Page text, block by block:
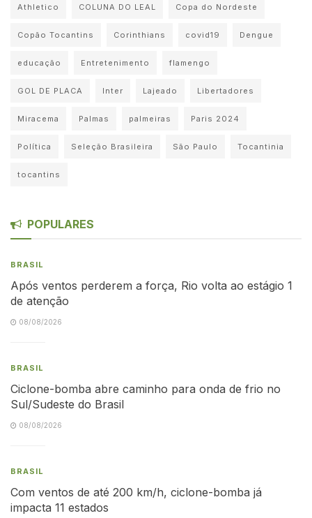
Athletico COLUNA DO LEAL Copa do Nordeste
Copão Tocantins Corinthians covid19 Dengue
educação Entretenimento flamengo
GOL DE PLACA Inter Lajeado Libertadores
Miracema Palmas palmeiras Paris 2024
Política Seleção Brasileira São Paulo Tocantinia
tocantins
POPULARES
BRASIL
Após ventos perderem a força, Rio volta ao estágio 1
de atenção
08/08/2026
BRASIL
Ciclone-bomba abre caminho para onda de frio no
Sul/Sudeste do Brasil
08/08/2026
BRASIL
Com ventos de até 200 km/h, ciclone-bomba já
impacta 11 estados